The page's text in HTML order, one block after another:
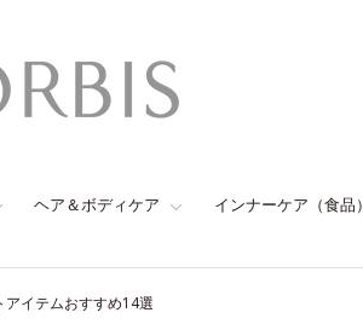
ヘア＆ボディケア インナーケア（食品）
アイテムおすすめ14選